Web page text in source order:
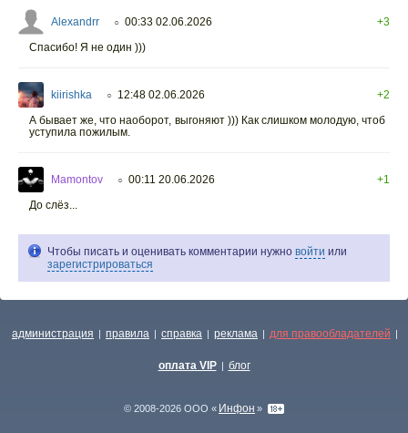
Alexandrr ○ 00:33 02.06.2026
+3
Спасибо! Я не один )))
kiirishka ○ 12:48 02.06.2026
+2
А бывает же, что наоборот, выгоняют ))) Как слишком молодую, чтоб
уступила пожилым.
Mamontov ○ 00:11 20.06.2026
+1
До слёз...
Чтобы писать и оценивать комментарии нужно войти или
зарегистрироваться
администрация | правила | справка | реклама | для правообладателей |
оплата VIP | блог
© 2008-2026 ООО « Инфон »